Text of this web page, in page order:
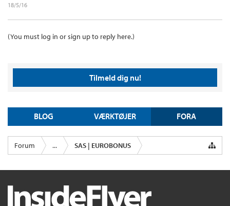
18/5/16
(You must log in or sign up to reply here.)
Tilmeld dig nu!
BLOG VÆRKTØJER FORA
Forum ... SAS | EUROBONUS